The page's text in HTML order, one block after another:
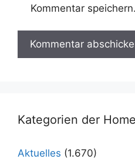
Kommentar speichern.
Kategorien der
Aktuelles (1.670)